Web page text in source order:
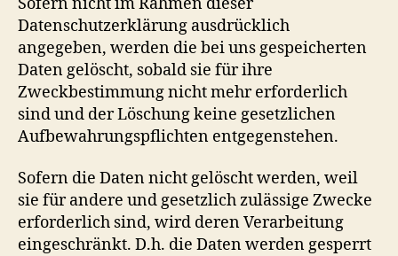
Datenschutzerklärung ausdrücklich
angegeben, werden die bei uns gespeicherten
Daten gelöscht, sobald sie für ihre
Zweckbestimmung nicht mehr erforderlich
sind und der Löschung keine gesetzlichen
Aufbewahrungspflichten entgegenstehen.
Sofern die Daten nicht gelöscht werden, weil
sie für andere und gesetzlich zulässige Zwecke
erforderlich sind, wird deren Verarbeitung
eingeschränkt. D.h. die Daten werden gesperrt